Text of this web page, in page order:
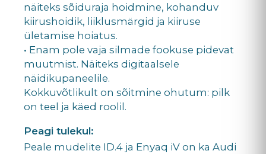
näiteks sõiduraja hoidmine, kohanduv
kiirushoidik, liiklusmärgid ja kiiruse
ületamise hoiatus.
• Enam pole vaja silmade fookuse pidevat
muutmist. Näiteks digitaalsele
näidikupaneelile.
Kokkuvõtlikult on sõitmine ohutum: pilk
on teel ja käed roolil.
Peagi tulekul:
Peale mudelite ID.4 ja Enyaq iV on ka Audi